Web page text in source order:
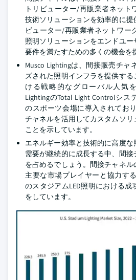
トリビューター/再販業者ネット
技術ソリューションを効率的に提
ビューター/再販業者ネットワー
照明ソリューションをエンドユ
要件を満たすための多くの機会を
Musco Lightingは、間接販売チャ
ズされた照明インフラを提供す
ける戦略的なグローバル人気
LightingのTotal Light Controlシス
のスポーツ会場に導入されてお
チャネルを活用してカスタムソ
ことを示しています。
エネルギー効率と技術的に高度
需要が継続的に成長する中、間
を占めるでしょう。間接チャネル
主要な市場プレイヤーと協力す
のスタジアムLED照明における
をしています。